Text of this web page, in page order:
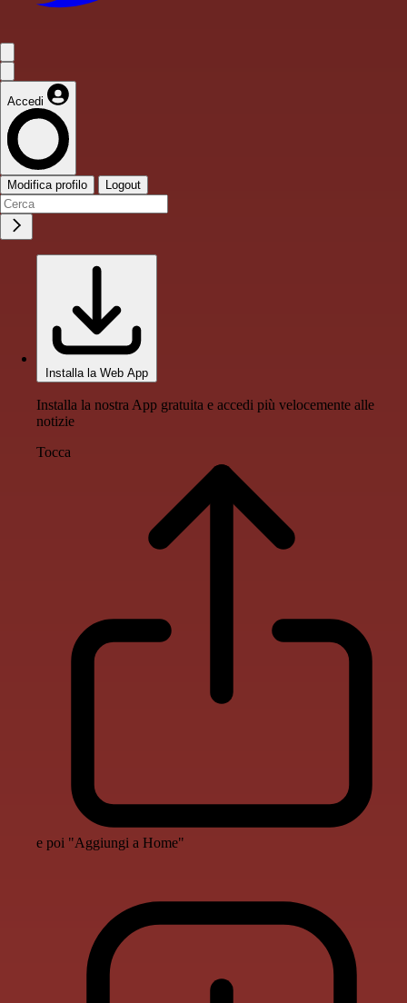
Accedi
Modifica profilo Logout
Installa la Web App
Installa la nostra App gratuita e accedi più velocemente alle
notizie
Tocca
e poi "Aggiungi a Home"